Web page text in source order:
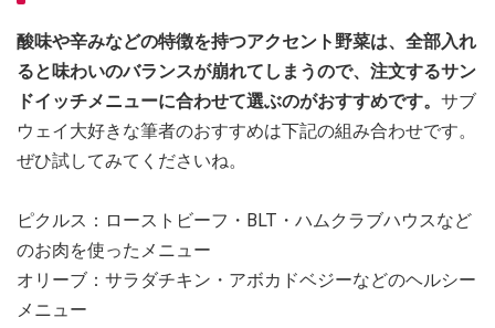
酸味や辛みなどの特徴を持つアクセント野菜は、全部入れ
ると味わいのバランスが崩れてしまうので、注文するサン
ドイッチメニューに合わせて選ぶのがおすすめです。 サブ
ウェイ大好きな筆者のおすすめは下記の組み合わせです。
ぜひ試してみてくださいね。
ピクルス：ローストビーフ・BLT・ハムクラブハウスなど
のお肉を使ったメニュー
オリーブ：サラダチキン・アボカドベジーなどのヘルシー
メニュー